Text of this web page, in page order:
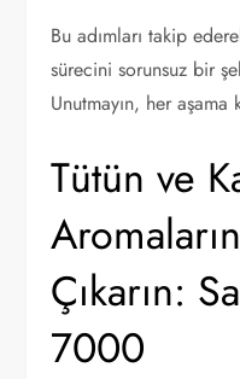
Bu adımları takip
sürecini sorunsuz bir
Unutmayın, her
Tütün ve
Çıkarın:
7000